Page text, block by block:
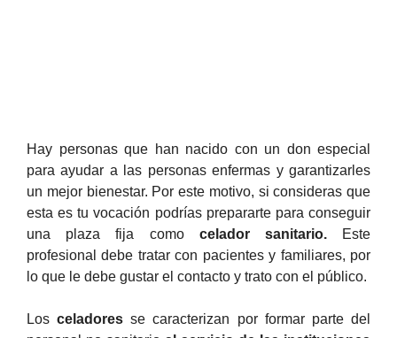
Hay personas que han nacido con un don especial
para ayudar a las personas enfermas y garantizarles
un mejor bienestar. Por este motivo, si consideras que
esta es tu vocación podrías prepararte para conseguir
una plaza fija como celador sanitario.Este
profesional debe tratar con pacientes y familiares, por
lo que le debe gustar el contacto y trato con el público.
Losceladoresse caracterizan por formar parte del